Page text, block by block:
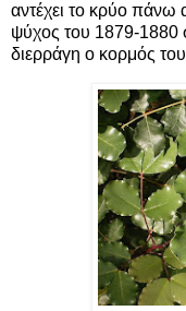
αντέχει το κρύο πάνω
ψύχος του 1879-1880
διερράγη ο κορμός